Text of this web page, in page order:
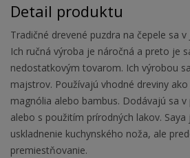
Detail produktu
Tradičné drevené puzdra na čepele sa v
Ich ručná výroba je náročná a preto je
nedostatkovým tovarom. Ich výrobou
majstrov. Používajú vhodné dreviny
magnólia alebo bambus. Dodávajú sa
alebo s použitím prírodných lakov.
uskladnenie kuchynského noža, ale
premiestňovanie.